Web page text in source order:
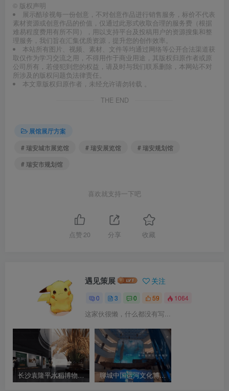
© 版权声明
展示酷珍视每一份创意，不对创意作品进行销售服务，标价不代表
素材资源或创意作品的价值，仅通过此形式收取合理的服务费（根据
难易程度费用有所不同），用以支持平台及投稿用户的资源搜集和整
理服务，我们旨在汇集优质资源，提升您的创作效率。
本站所有图片、视频、素材、文件等均通过网络等公开合法渠道获
取仅作为学习交流之用，不得用作于商业用途，其版权归原作者或原
公司所有，若侵犯到您的权益，请及时与我们联系删除，本网站不对
所涉及的版权问题负法律责任。
本文章版权归原作者，未经允许请勿转载 。
THE END
展馆展厅方案
# 瑞安城市展览馆
# 瑞安展览馆
# 瑞安规划馆
# 瑞安市规划馆
喜欢就支持一下吧
点赞 20 分享 收藏
遇见策展 关注
0 3 0 59 1064
这家伙很懒，什么都没有写...
长沙袁隆平水稻博物馆“杂交水稻之父——袁隆平”展 规划设计讲解视频 聊城中国运河文化博物馆